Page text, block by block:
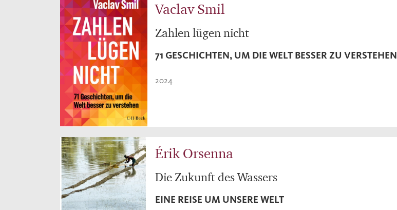
Vaclav Smil
Zahlen lügen nicht
71 GESCHICHTEN, UM DIE WELT BESSER ZU VERSTEHEN
2024
Érik Orsenna
Die Zukunft des Wassers
EINE REISE UM UNSERE WELT